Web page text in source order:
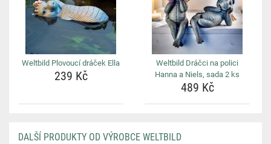
Weltbild Plovoucí dráček Ella
239 Kč
Weltbild Dráčci na polici
Hanna a Niels, sada 2 ks
489 Kč
DALŠÍ PRODUKTY OD VÝROBCE WELTBILD